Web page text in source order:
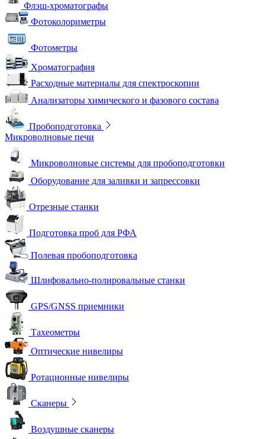
Флэш-хроматографы
Фотоколориметры
Фотометры
Хроматография
Расходные материалы для спектроскопии
Анализаторы химического и фазового состава
Пробоподготовка
Микроволновые печи
Микроволновые системы для пробоподготовки
Оборудование для заливки и запрессовки
Отрезные станки
Подготовка проб для РФА
Полевая пробоподготовка
Шлифовально-полировальные станки
GPS/GNSS приемники
Тахеометры
Оптические нивелиры
Ротационные нивелиры
Сканеры
Воздушные сканеры